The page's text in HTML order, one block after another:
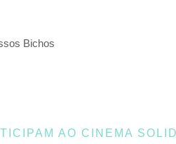
Bichos
AO CINEMA